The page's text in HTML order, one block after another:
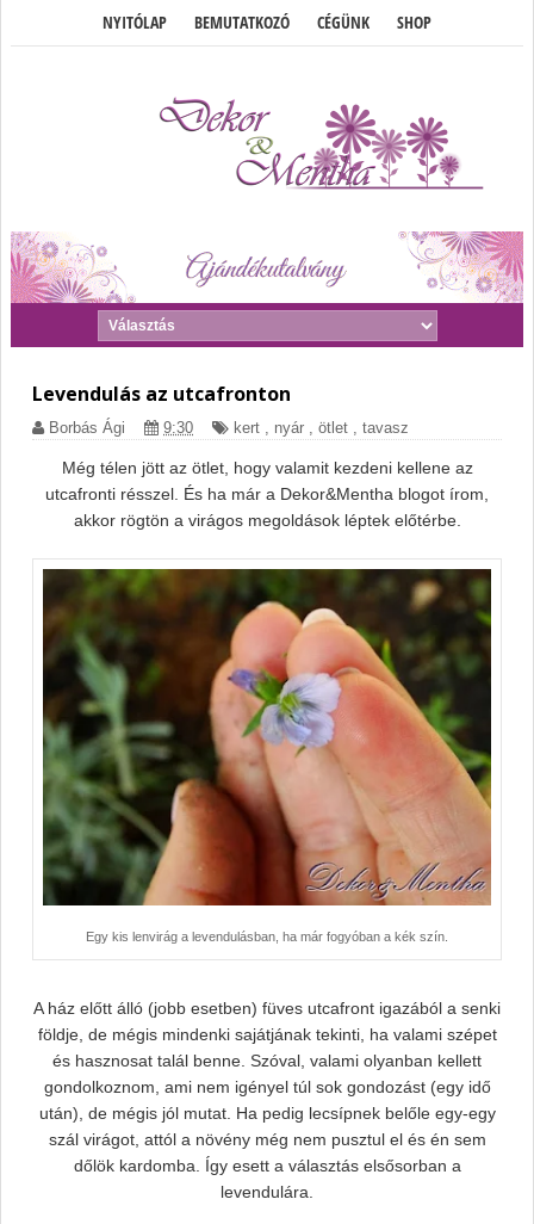
NYITÓLAP BEMUTATKOZÓ CÉGÜNK SHOP
Levendulás az utcafronton
Borbás Ági 9:30 kert , nyár , ötlet , tavasz
Még télen jött az ötlet, hogy valamit kezdeni kellene az
utcafronti résszel. És ha már a Dekor&Mentha blogot írom,
akkor rögtön a virágos megoldások léptek előtérbe.
Egy kis lenvirág a levendulásban, ha már fogyóban a kék szín.
A ház előtt álló (jobb esetben) füves utcafront igazából a senki
földje, de mégis mindenki sajátjának tekinti, ha valami szépet
és hasznosat talál benne. Szóval, valami olyanban kellett
gondolkoznom, ami nem igényel túl sok gondozást (egy idő
után), de mégis jól mutat. Ha pedig lecsípnek belőle egy-egy
szál virágot, attól a növény még nem pusztul el és én sem
dőlök kardomba. Így esett a választás elsősorban a
levendulára.